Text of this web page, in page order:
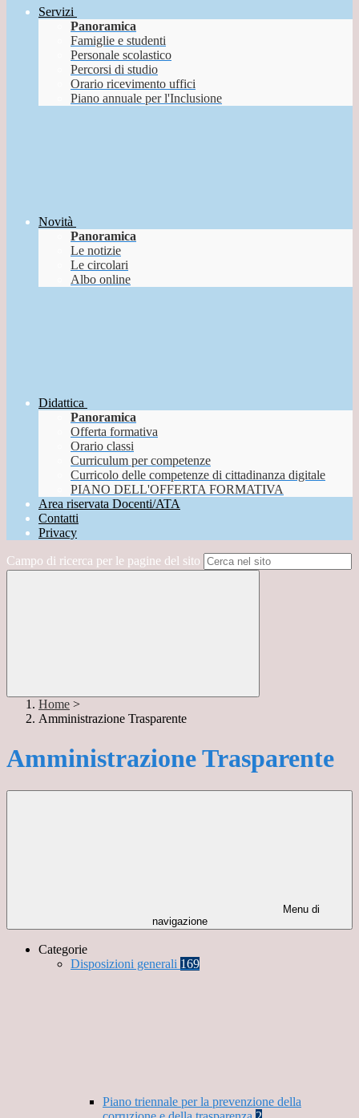
Servizi
Panoramica
Famiglie e studenti
Personale scolastico
Percorsi di studio
Orario ricevimento uffici
Piano annuale per l'Inclusione
Novità
Panoramica
Le notizie
Le circolari
Albo online
Didattica
Panoramica
Offerta formativa
Orario classi
Curriculum per competenze
Curricolo delle competenze di cittadinanza digitale
PIANO DELL'OFFERTA FORMATIVA
Area riservata Docenti/ATA
Contatti
Privacy
Campo di ricerca per le pagine del sito
Home >
Amministrazione Trasparente
Amministrazione Trasparente
Menu di
navigazione
Categorie
Disposizioni generali 169
Piano triennale per la prevenzione della